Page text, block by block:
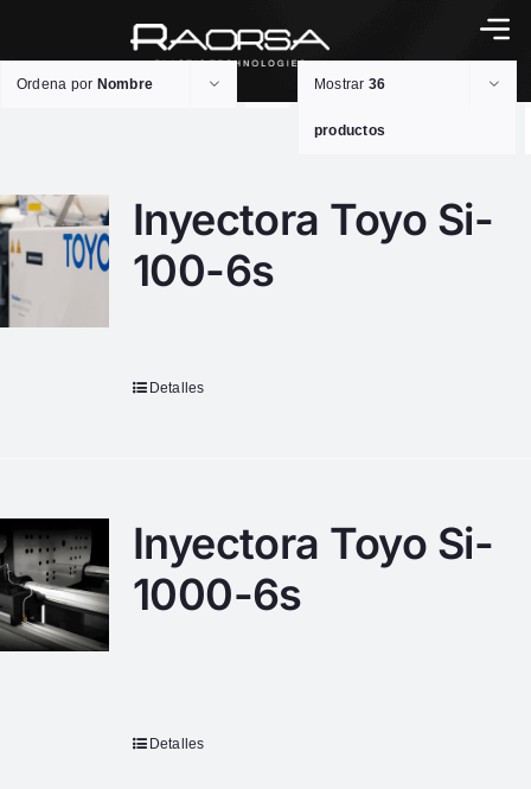
Ordena por Nombre Mostrar 36
productos
Inyectora Toyo Si-
100-6s
Detalles
Inyectora Toyo Si-
1000-6s
Detalles